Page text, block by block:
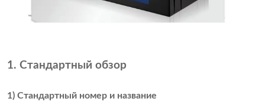
1. Стандартный обзор
1) Стандартный номер и название